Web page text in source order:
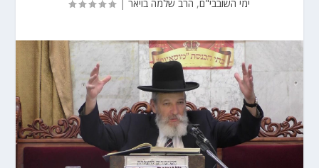
ימי השובבי"ם, הרב שלמה בויאר |